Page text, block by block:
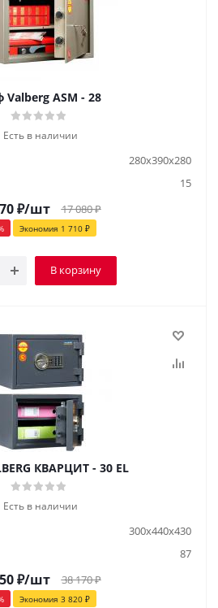
Valberg ASM - 28
Есть в наличии
280х390х280
15
₽/шт 17 080₽
Экономия 1 710₽
В корзину
КВАРЦИТ - 30 EL
Есть в наличии
300х440х430
87
₽/шт 38 170₽
Экономия 3 820₽